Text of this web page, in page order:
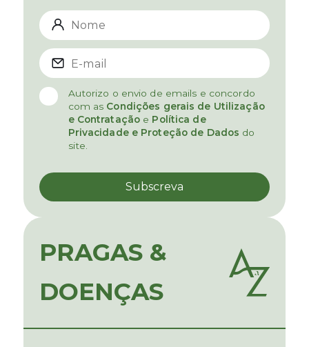
Autorizo o envio de emails e concordo
com as Condições gerais de Utilização
e Contratação e Política de
Privacidade e Proteção de Dados do
site.
PRAGAS &
DOENÇAS